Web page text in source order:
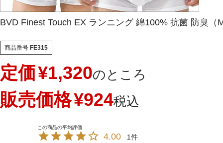
BVD Finest Touch EX ランニング 綿100% 抗菌 防臭（
商品番号 FE315
定価¥1,320のところ
販売価格¥924税込
4.00 1